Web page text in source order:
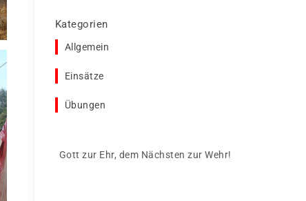
Kategorien
Allgemein
Einsätze
Übungen
Gott zur Ehr, dem Nächsten zur Wehr!